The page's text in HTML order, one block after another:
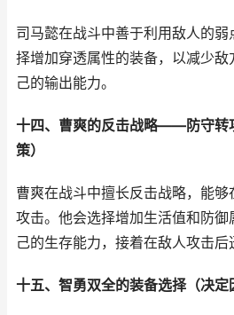
司马懿在战斗中善于利用敌人的
择增加穿透属性的装备，以减少敌
己的输出能力。
十四、曹爽的反击战略——防守转
策）
曹爽在战斗中擅长反击战略，能
攻击。他会选择增加生活值和防御
己的生存能力，接着在敌人攻击后
十五、智勇双全的装备选择（决定